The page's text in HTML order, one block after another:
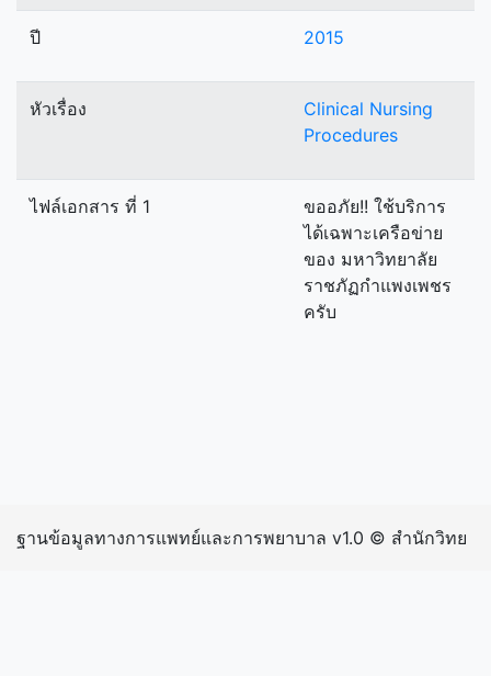
ปี 2015
หัวเรื่อง
Clinical Nursing
Procedures
ไฟล์เอกสาร ที่ 1
ขออภัย!! ใช้บริการ
ได้เฉพาะเครือข่าย
ของ มหาวิทยาลัย
ราชภัฏกำแพงเพชร
ครับ
ฐานข้อมูลทางการแพทย์และการพยาบาล v1.0 © สำนักวิทย